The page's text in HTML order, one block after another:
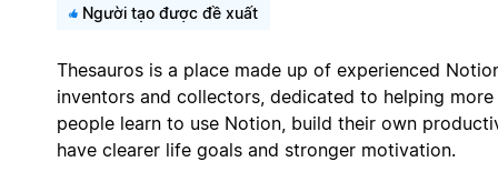
Người tạo được đề xuất
Thesauros is a place made up of experienced
inventors and collectors, dedicated to helping more
people learn to use Notion, build their own
have clearer life goals and stronger motivation.